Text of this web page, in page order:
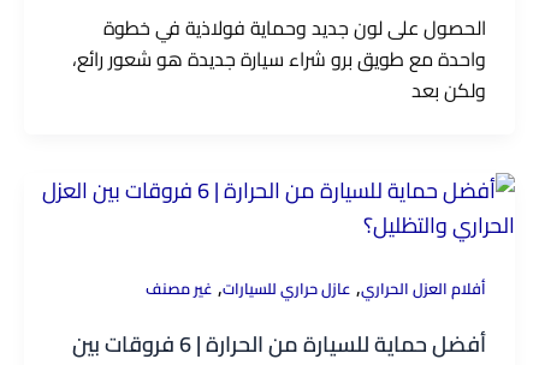
الحصول على لون جديد وحماية فولاذية في خطوة
واحدة مع طويق برو شراء سيارة جديدة هو شعور رائع،
ولكن بعد
أفلام العزل الحراري, عازل حراري للسيارات, غير مصنف
أفضل حماية للسيارة من الحرارة | 6 فروقات بين